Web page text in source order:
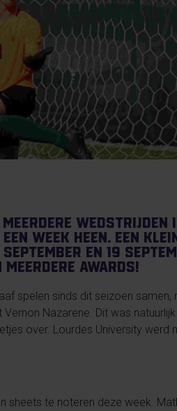
meerdere wedstrijden
week heen. Een
en 19
awards!
spelen sinds dit seizoen samen,
Nazarene. Dit was natuurlijk
over. Lourdes University werd
sheets te noteren deze week.